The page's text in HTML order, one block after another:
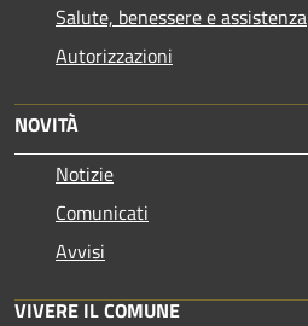
Salute, benessere e assistenza
Autorizzazioni
NOVITÀ
Notizie
Comunicati
Avvisi
VIVERE IL COMUNE